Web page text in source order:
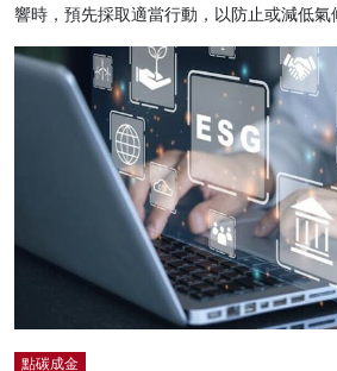
響時，預先採取適當行動，以防止或減低氣
點碳成金